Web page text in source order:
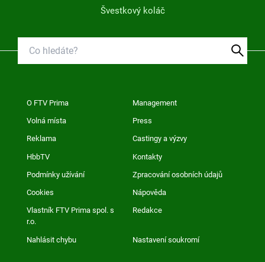
Švestkový koláč
O FTV Prima Management
Volná místa Press
Reklama Castingy a výzvy
HbbTV Kontakty
Podmínky užívání Zpracování osobních údajů
Cookies Nápověda
Vlastník FTV Prima spol. s
r.o.
Redakce
Nahlásit chybu Nastavení soukromí